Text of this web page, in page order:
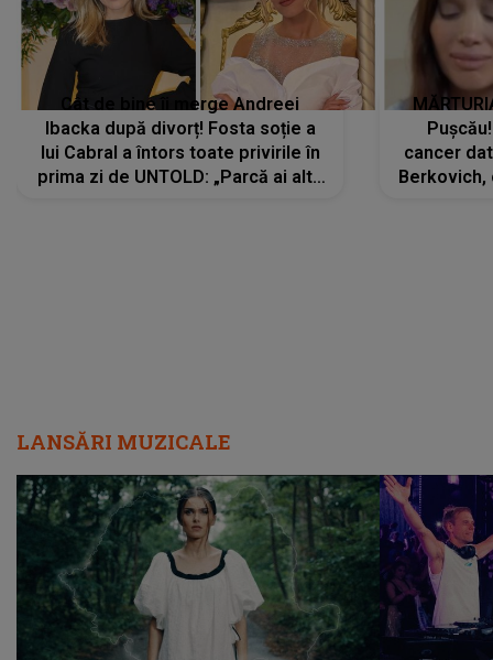
Cât de bine îi merge Andreei
Ibacka după divorț! Fosta soție a
lui Cabral a întors toate privirile în
prima zi de UNTOLD: „Parcă ai altă
cancer
Berkovich,
LANSĂRI MUZICALE